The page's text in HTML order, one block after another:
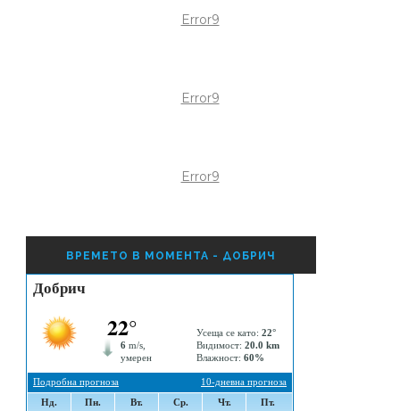
Error9
Error9
Error9
ВРЕМЕТО В МОМЕНТА - ДОБРИЧ